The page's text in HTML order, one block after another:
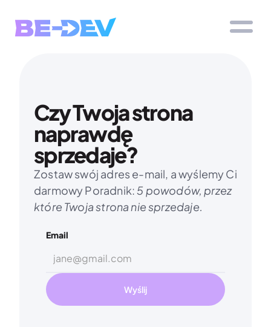
Czy Twoja strona
naprawdę
sprzedaje?
Zostaw swój adres e-mail, a wyślemy Ci
darmowy Poradnik: 5 powodów, przez
które Twoja strona nie sprzedaje.
Email
Wyślij